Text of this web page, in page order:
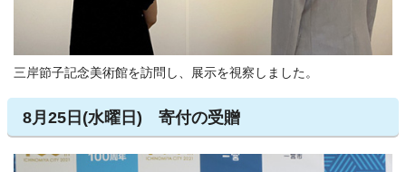
三岸節子記念美術館を訪問し、展示を視察しました。
8月25日(水曜日) 寄付の受贈